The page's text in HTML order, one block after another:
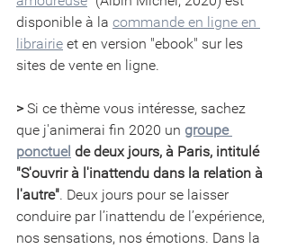
disponible à la commande en ligne en
librairie et en version "ebook" sur les
sites de vente en ligne.
> Si ce thème vous intéresse, sachez
que j'animerai fin 2020 un groupe
ponctuel de deux jours, à Paris, intitulé
"S'ouvrir à l'inattendu dans la relation à
l'autre". Deux jours pour se laisser
conduire par l’inattendu de l’expérience,
nos sensations, nos émotions. Dans la